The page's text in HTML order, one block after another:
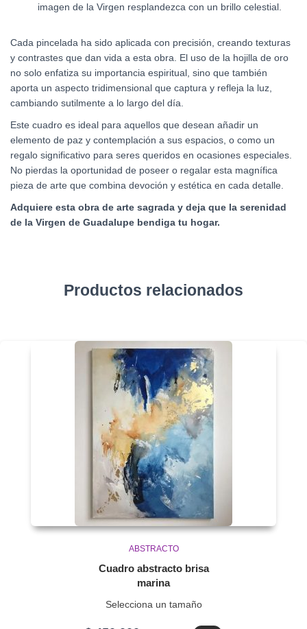
imagen de la Virgen resplandezca con un brillo celestial.
Cada pincelada ha sido aplicada con precisión, creando texturas
y contrastes que dan vida a esta obra. El uso de la hojilla de oro
no solo enfatiza su importancia espiritual, sino que también
aporta un aspecto tridimensional que captura y refleja la luz,
cambiando sutilmente a lo largo del día.
Este cuadro es ideal para aquellos que desean añadir un
elemento de paz y contemplación a sus espacios, o como un
regalo significativo para seres queridos en ocasiones especiales.
No pierdas la oportunidad de poseer o regalar esta magnífica
pieza de arte que combina devoción y estética en cada detalle.
Adquiere esta obra de arte sagrada y deja que la serenidad
de la Virgen de Guadalupe bendiga tu hogar.
Productos relacionados
ABSTRACTO
Cuadro abstracto brisa
marina
Selecciona un tamaño